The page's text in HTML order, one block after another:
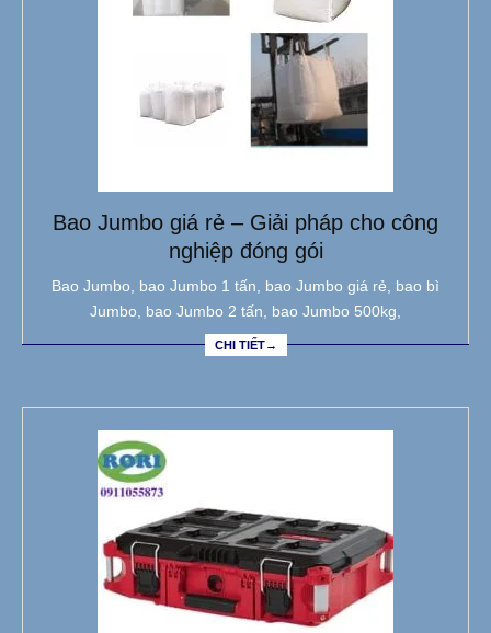
Bao Jumbo giá rẻ – Giải pháp cho công
nghiệp đóng gói
Bao Jumbo, bao Jumbo 1 tấn, bao Jumbo giá rẻ, bao bì
Jumbo, bao Jumbo 2 tấn, bao Jumbo 500kg,
CHI TIẾT→